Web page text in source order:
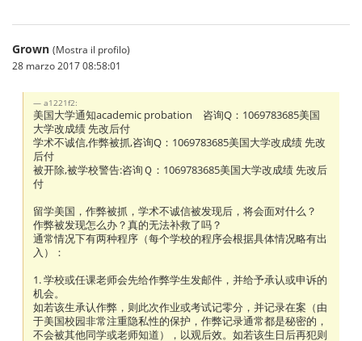
Grown (Mostra il profilo)
28 marzo 2017 08:58:01
a1221f2:
美国大学通知academic probation 咨询Q：1069783685美国
大学改成绩 先改后付
学术不诚信,作弊被抓,咨询Q：1069783685美国大学改成绩 先改
后付
被开除,被学校警告:咨询Ｑ：1069783685美国大学改成绩 先改后
付
留学美国，作弊被抓，学术不诚信被发现后，将会面对什么？
作弊被发现怎么办？真的无法补救了吗？
通常情况下有两种程序（每个学校的程序会根据具体情况略有出
入）：
1. 学校或任课老师会先给作弊学生发邮件，并给予承认或申诉的
机会。
如若该生承认作弊，则此次作业或考试记零分，并记录在案（由
于美国校园非常注重隐私性的保护，作弊记录通常都是秘密的，
不会被其他同学或老师知道），以观后效。如若该生日后再犯则